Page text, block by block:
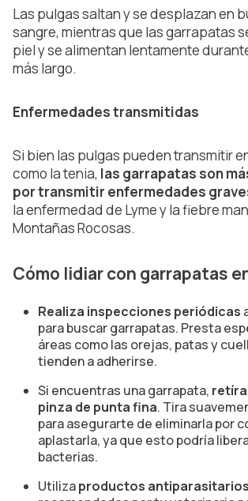
Las pulgas saltan y se desplazan en
sangre, mientras que las garrapatas
piel y se alimentan lentamente
más largo.
Enfermedades transmitidas
Si bien las pulgas pueden transmitir
como la tenia, las garrapatas son
por transmitir enfermedades
la enfermedad de Lyme y la fiebre
Montañas Rocosas.
Cómo lidiar con garrapatas
Realiza inspecciones periódicas
para buscar garrapatas. Presta
áreas como las orejas, patas y
tienden a adherirse.
Si encuentras una garrapata,
pinza de punta fina. Tira
para asegurarte de eliminarla por
aplastarla, ya que esto podría
bacterias.
Utilizaproductos antiparasitarios